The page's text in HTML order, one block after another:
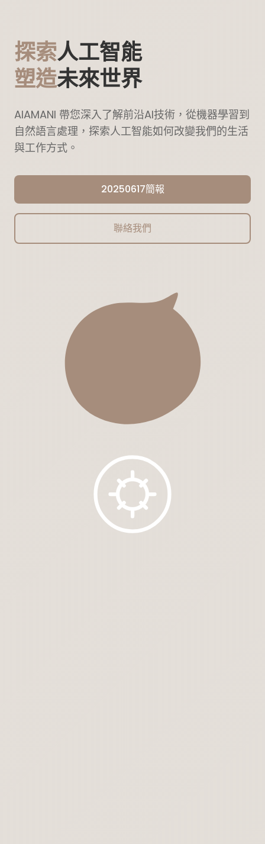
探索人工智能
塑造未來世界
AIAMANI 帶您深入了解前沿AI技術，從機器學習到
自然語言處理，探索人工智能如何改變我們的生活
與工作方式。
20250617簡報
聯絡我們